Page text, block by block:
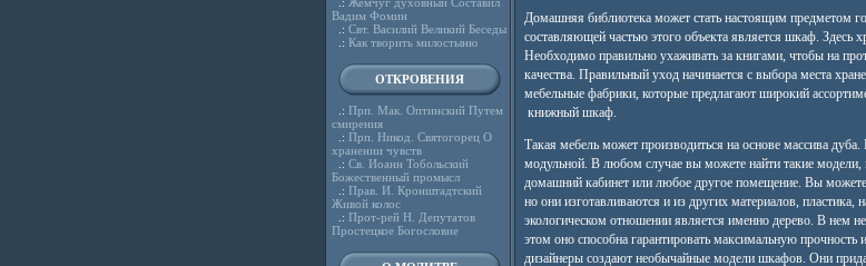
Вадим Фомин
.: Свт. Василий Великий Беседы
.: Как творить милостыню
ОТКРОВЕНИЯ
.: Прп. Мак. Оптинский Путем
смирения
.: Прп. Никод. Святогорец О
хранении чувств
.: Св. Иоанн Тобольский
Божественный промысл
.: Прав. И. Кронштадтский
Живой колос
.: Прот-рей Н. Депутатов
Простецкое Богословие
Домашняя библиотека может стать настоящим предметом
составляющей частью этого объекта является шкаф. Здесь
Необходимо правильно ухаживать за книгами, чтобы на
качества. Правильный уход начинается с выбора места
мебельные фабрики, которые предлагают широкий
книжный шкаф.
Такая мебель может производиться на основе массива
модульной. В любом случае вы можете найти такие
домашний кабинет или любое другое помещение. Вы
но они изготавливаются и из других материалов,
экологическом отношении является именно дерево. В нем
этом оно способна гарантировать максимальную
дизайнеры создают необычайные модели шкафов. Они